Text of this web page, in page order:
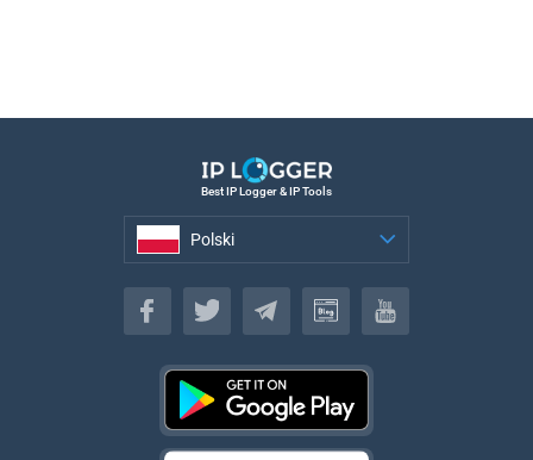
Best IP Logger & IP Tools
Polski
Polski